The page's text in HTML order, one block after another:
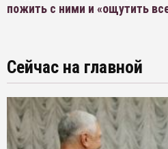
пожить с ними и «ощутить
Сейчас на главной